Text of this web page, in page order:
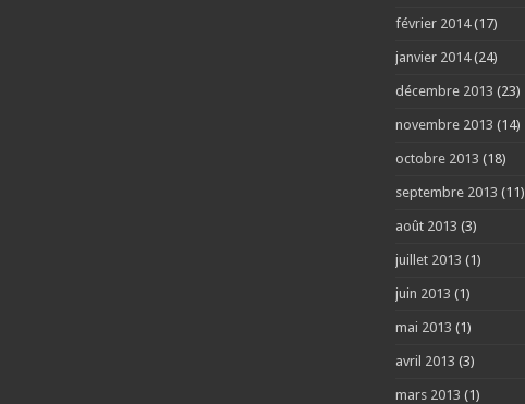
février 2014(17)
janvier 2014(24)
décembre 2013 (23)
novembre 2013 (14)
octobre 2013 (18)
septembre 2013 (11)
août 2013 (3)
juillet 2013 (1)
juin 2013 (1)
mai 2013 (1)
avril 2013 (3)
mars 2013 (1)